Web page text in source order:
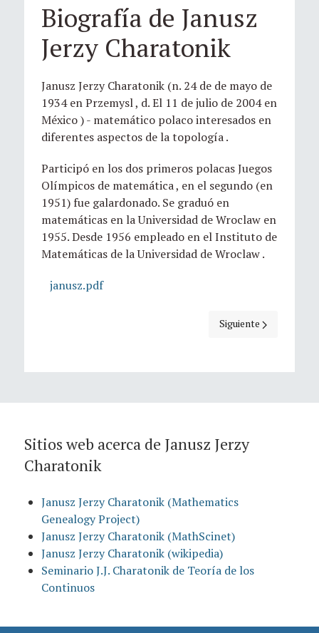
Biografía de Janusz
Jerzy Charatonik
Janusz Jerzy Charatonik (n. 24 de de mayo de
1934 en Przemysl , d. El 11 de julio de 2004 en
México ) - matemático polaco interesados en
diferentes aspectos de la topología .
Participó en los dos primeros polacas Juegos
Olímpicos de matemática , en el segundo (en
1951) fue galardonado. Se graduó en
matemáticas en la Universidad de Wroclaw en
1955. Desde 1956 empleado en el Instituto de
Matemáticas de la Universidad de Wroclaw .
janusz.pdf
Artículo siguiente:
Siguiente
Sitios web acerca de Janusz Jerzy
Charatonik
Janusz Jerzy Charatonik (Mathematics
Genealogy Project)
Janusz Jerzy Charatonik (MathScinet)
Janusz Jerzy Charatonik (wikipedia)
Seminario J.J. Charatonik de Teoría de los
Continuos